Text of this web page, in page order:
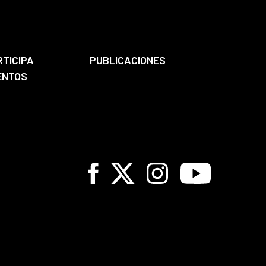
PUBLICACIONES
Facebook
X InstagramYoutube